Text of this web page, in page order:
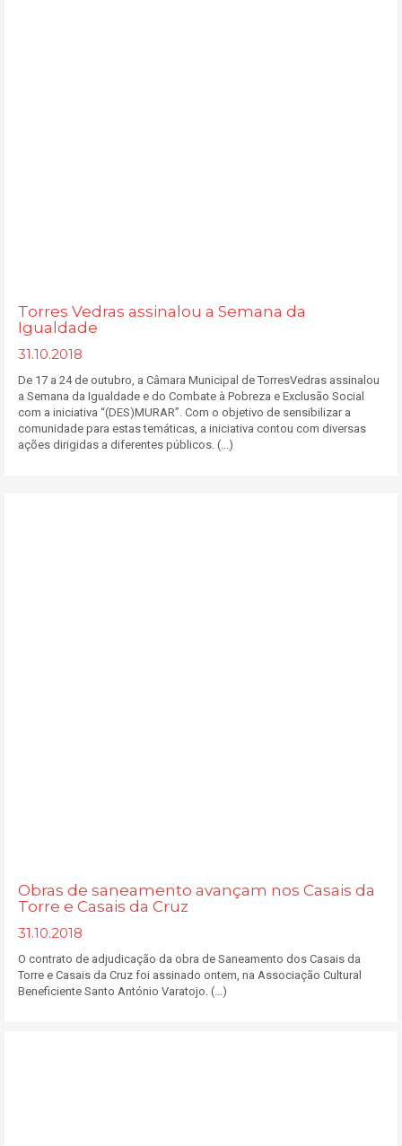
Torres Vedras assinalou a Semana da
Igualdade
31.10.2018
De 17 a 24 de outubro, a Câmara Municipal de TorresVedras assinalou
a Semana da Igualdade e do Combate à Pobreza e Exclusão Social
com a iniciativa “(DES)MURAR”. Com o objetivo de sensibilizar a
comunidade para estas temáticas, a iniciativa contou com diversas
ações dirigidas a diferentes públicos. (...)
Obras de saneamento avançam nos Casais da
Torre e Casais da Cruz
31.10.2018
O contrato de adjudicação da obra de Saneamento dos Casais da
Torre e Casais da Cruz foi assinado ontem, na Associação Cultural
Beneficiente Santo António Varatojo. (...)